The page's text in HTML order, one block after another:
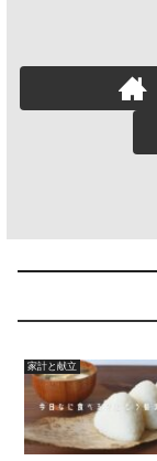
家計と献立